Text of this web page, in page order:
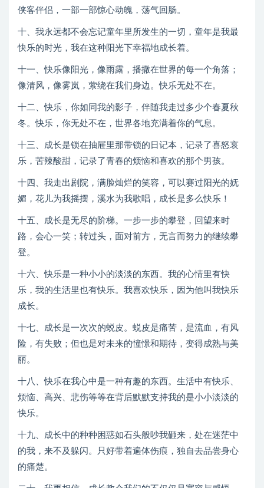
侠客伴侣，一部一部惊心动魄，荡气回肠。
十、我永远都不会忘记童年里所发生的一切，童年是我最
快乐的时光，我在这种阳光下幸福地成长着。
十一、快乐像阳光，像雨露，播撒在世界的每一个角落；
像清风，像雾岚，萦绕在我们身边。快乐无处不在。
十二、快乐，你如同我的影子，伴随我走过多少个春夏秋
冬。快乐，你无处不在，世界各地充满着你的气息。
十三、成长是锁在抽屉里那带锁的日记本，记录了喜怒哀
乐，苦辣酸甜，记录了青春的烦恼和喜欢的那个男孩。
十四、我走出剧院，满脸灿烂的笑容，可以赛过阳光的妩
媚，花儿为我摇摆，溪水为我歌唱，成长是多么快乐！
十五、成长是无尽的阶梯。一步一步的攀登，回望来时
路，会心一笑；转过头，面对前方，无言而努力的继续攀
登。
十六、快乐是一种小小的淡淡的东西。我的心情里有快
乐，我的生活里也有快乐。我喜欢快乐，因为他叫我快乐
成长。
十七、成长是一次次的蜕皮。蜕皮是痛苦，是流血，有风
险，有失败；但也是对未来的憧憬和期待，变得成熟与美
丽。
十八、快乐在我心中是一种有趣的东西。生活中有快乐、
烦恼、高兴、悲伤等等在背后默默支持我的是小小淡淡的
快乐。
十九、成长中的种种困惑如石头般吵我砸来，处在迷茫中
的我，来不及躲闪。只好带着遍体伤痕，独自去品尝身心
的痛楚。